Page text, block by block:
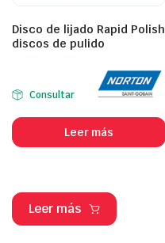
Disco de lijado Rapid Polish
discos de pulido
Consultar
Leer más
Leer más